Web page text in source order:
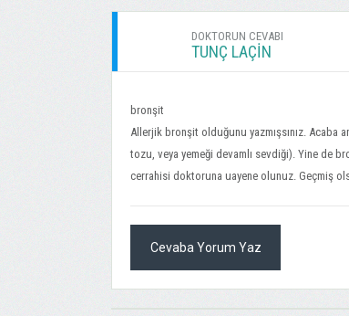
DOKTORUN CEVABI
TUNÇ LAÇİN
bronşit
Allerjik bronşit olduğunu yazmışsınız. Acaba
tozu, veya yemeği devamlı sevdiği). Yine de
cerrahisi doktoruna uayene olunuz. Geçmiş
Cevaba Yorum Yaz